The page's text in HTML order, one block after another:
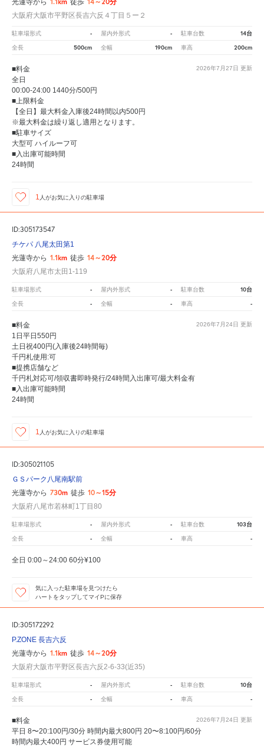
光蓮寺から 徒歩
大阪府大阪市平野区長吉六反４丁目５ー２
駐車場形式 - 屋内外形式 - 駐車台数 14台
全長 500cm 全幅 190cm 車高 200cm
2026年7月27日 更新
■料金
全日
00:00-24:00 1440分/500円
■上限料金
【全日】最大料金入庫後24時間以内500円
※最大料金は繰り返し適用となります。
■駐車サイズ
大型可 ハイルーフ可
■入出庫可能時間
24時間
1 人がお気に入りの駐車場
ID:305173547
チケパ 八尾太田第1
光蓮寺から 1.1km 徒歩 14～20分
大阪府八尾市太田1-119
駐車場形式 - 屋内外形式 - 駐車台数 10台
全長 - 全幅 - 車高 -
2026年7月24日 更新
■料金
1日平日550円
土日祝400円(入庫後24時間毎)
千円札使用:可
■提携店舗など
千円札対応可/領収書即時発行/24時間入出庫可/最大料金有
■入出庫可能時間
24時間
1 人がお気に入りの駐車場
ID:305021105
ＧＳパーク八尾南駅前
光蓮寺から 730m 徒歩 10～15分
大阪府八尾市若林町1丁目80
駐車場形式 - 屋内外形式 - 駐車台数 103台
全長 - 全幅 - 車高 -
全日 0:00～24:00 60分¥100
気に入った駐車場を見つけたら
ハートをタップしてマイPに保存
ID:305172292
P.ZONE 長吉六反
光蓮寺から 1.1km 徒歩 14～20分
大阪府大阪市平野区長吉六反2-6-33(近35)
駐車場形式 - 屋内外形式 - 駐車台数 10台
全長 - 全幅 - 車高 -
2026年7月24日 更新
■料金
平日 8〜20:100円/30分 時間内最大800円 20〜8:100円/60分
時間内最大400円 サービス券使用可能